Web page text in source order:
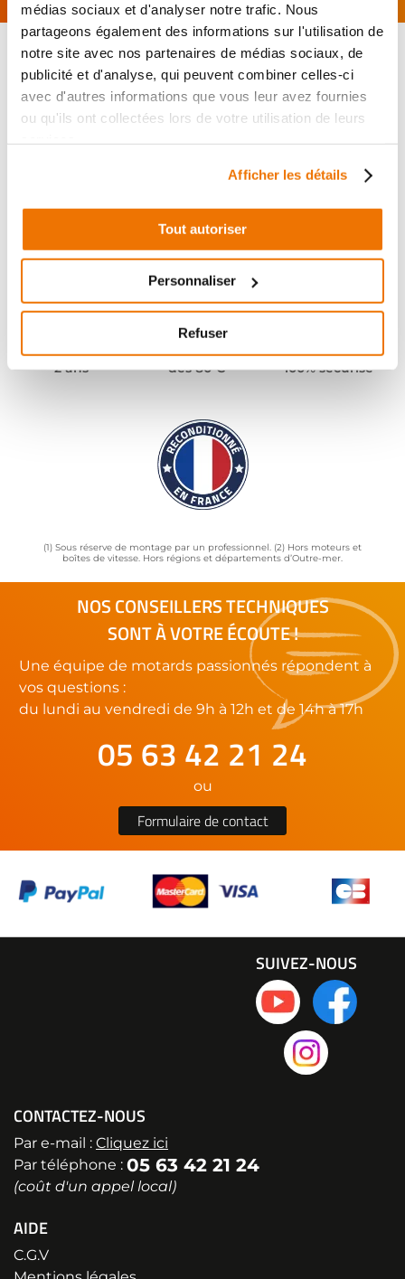
médias sociaux et d'analyser notre trafic. Nous
partageons également des informations sur l'utilisation de
notre site avec nos partenaires de médias sociaux, de
publicité et d'analyse, qui peuvent combiner celles-ci
avec d'autres informations que vous leur avez fournies
ou qu'ils ont collectées lors de votre utilisation de leurs
Afficher les détails
Tout autoriser
Personnaliser
Refuser
Pièces garanties
2 ans
Port offert
dès 80 €
Paiement
100% sécurisé
(1) Sous réserve de montage par un professionnel. (2) Hors moteurs et
boîtes de vitesse. Hors régions et départements d’Outre-mer.
NOS CONSEILLERS TECHNIQUES
SONT À VOTRE ÉCOUTE !
Une équipe de motards passionnés répondent à
vos questions :
du lundi au vendredi de 9h à 12h et de 14h à 17h
05 63 42 21 24
ou
Formulaire de contact
CONTACTEZ-NOUS
Par e-mail : Cliquez ici
Par téléphone : 05 63 42 21 24
(coût d'un appel local)
AIDE
C.G.V
SUIVEZ-NOUS